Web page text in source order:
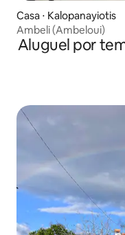
Casa ⋅ Kalopanayiotis
Ambeli (Ambeloui)
Aluguel por